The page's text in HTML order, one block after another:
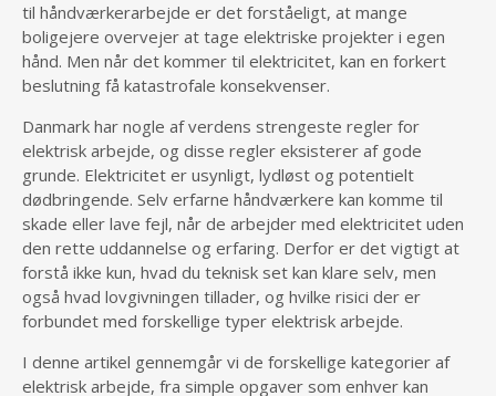
til håndværkerarbejde er det forståeligt, at mange
boligejere overvejer at tage elektriske projekter i egen
hånd. Men når det kommer til elektricitet, kan en forkert
beslutning få katastrofale konsekvenser.
Danmark har nogle af verdens strengeste regler for
elektrisk arbejde, og disse regler eksisterer af gode
grunde. Elektricitet er usynligt, lydløst og potentielt
dødbringende. Selv erfarne håndværkere kan komme til
skade eller lave fejl, når de arbejder med elektricitet uden
den rette uddannelse og erfaring. Derfor er det vigtigt at
forstå ikke kun, hvad du teknisk set kan klare selv, men
også hvad lovgivningen tillader, og hvilke risici der er
forbundet med forskellige typer elektrisk arbejde.
I denne artikel gennemgår vi de forskellige kategorier af
elektrisk arbejde, fra simple opgaver som enhver kan